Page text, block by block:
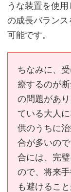
うな装置を使
の成長バラン
可能です。
ちなみに、
療するのが
の問題があ
ている大人
供のうちに
合が多いの
合には、完
ので、将来
も避けること